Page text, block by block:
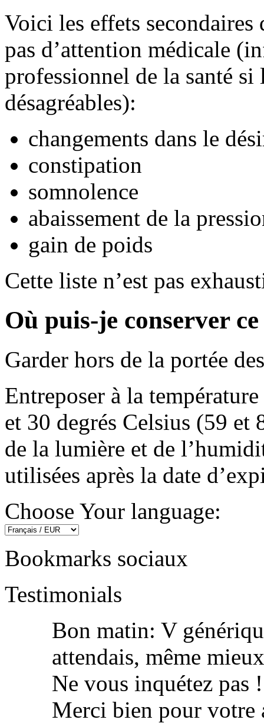
Voici les effets
pas d’attention médicale
professionnel de la santé
désagréables):
changements dans le
constipation
somnolence
abaissement de la
gain de poids
Cette liste n’est pas
Où puis-je conserver
Garder hors de la portée
Entreposer à la
et 30 degrés Celsius (59 et
de la lumière et de
utilisées après la date
Choose Your language:
Bookmarks sociaux
Testimonials
Bon matin: V
attendais, même
Ne vous inquétez pas !
Merci bien pour votre